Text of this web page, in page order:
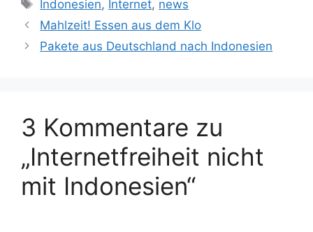
e
g
e
n
c
l
t
e
r
Indonesien, Internet, news
Mahlzeit! Essen aus dem Klo
Pakete aus Deutschland nach Indonesien
3 Kommentare zu
„Internetfreiheit nicht
mit Indonesien“